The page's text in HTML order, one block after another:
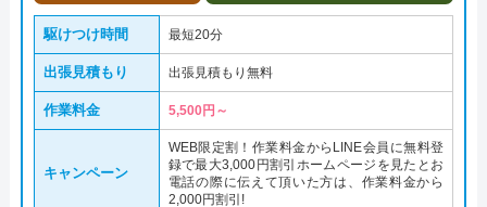
駆けつけ時間 最短20分
出張見積もり 出張見積もり無料
作業料金 5,500円～
キャンペーン
WEB限定割！作業料金からLINE会員に無料登
録で最大3,000円割引ホームページを見たとお
電話の際に伝えて頂いた方は、作業料金から
2,000円割引!